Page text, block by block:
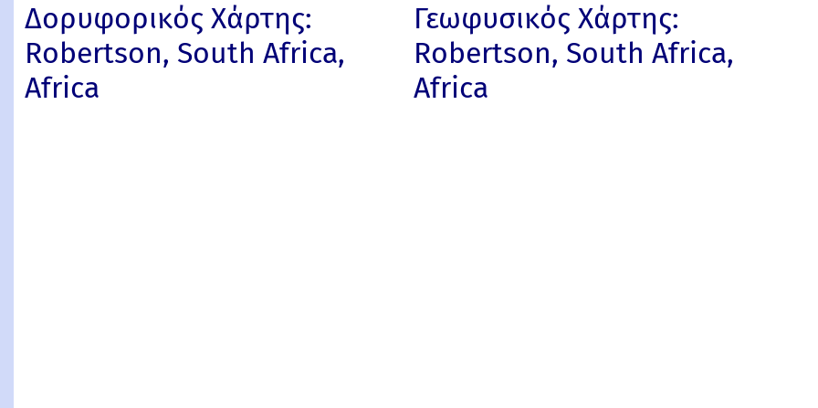
Δορυφορικός Χάρτης:
Robertson, South Africa,
Africa
Γεωφυσικός Χάρτης:
Robertson, South Africa,
Africa